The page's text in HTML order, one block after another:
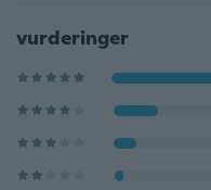
vurderinger